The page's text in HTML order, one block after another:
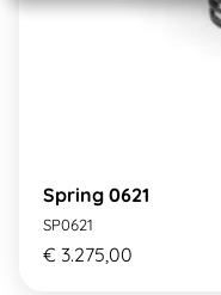
Spring 0621
SP0621
€ 3.275,00